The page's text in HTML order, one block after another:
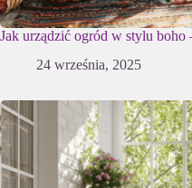
Jak urządzić ogród w stylu boho
24 września, 2025